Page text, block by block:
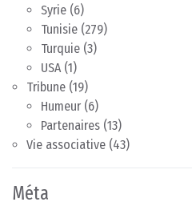
Syrie (6)
Tunisie (279)
Turquie (3)
USA(1)
Tribune (19)
Humeur (6)
Partenaires (13)
Vie associative (43)
Méta